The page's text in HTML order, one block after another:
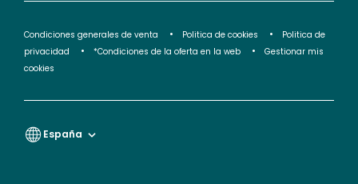
Condiciones generales de venta Politica de cookies
Politica de
privacidad
*Condiciones de la oferta en la web
Gestionar mis
cookies
España